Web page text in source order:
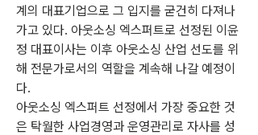
계의 대표기업으로 그 입지를 굳건히 다져나
가고 있다. 아웃소싱 엑스퍼트로 선정된 이윤
정 대표이사는 이후 아웃소싱 산업 선도를 위
해 전문가로서의 역할을 계속해 나갈 예정이
다.
아웃소싱 엑스퍼트 선정에서 가장 중요한 것
은 탁월한 사업경영과 운영관리로 자사를 성